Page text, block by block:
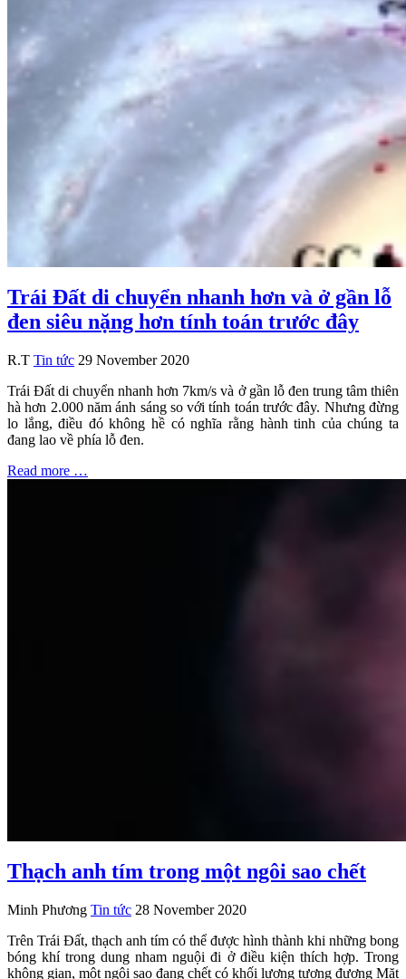
Trái Đất di chuyển nhanh hơn và ở gần lỗ
đen siêu nặng hơn tính toán trước đây
R.T Tin tức 29 November 2020
Trái Đất di chuyển nhanh hơn 7km/s và ở gần lỗ đen trung tâm thiên
hà hơn 2.000 năm ánh sáng so với tính toán trước đây. Nhưng đừng
lo lắng, điều đó không hề có nghĩa rằng hành tinh của chúng ta
đang lao về phía lỗ đen.
Read more …
Thạch anh tím trong một ngôi sao chết
Minh Phương Tin tức 28 November 2020
Trên Trái Đất, thạch anh tím có thể được hình thành khi những bong
bóng khí trong dung nham nguội đi ở điều kiện thích hợp. Trong
không gian, một ngôi sao đang chết có khối lượng tương đương Mặt